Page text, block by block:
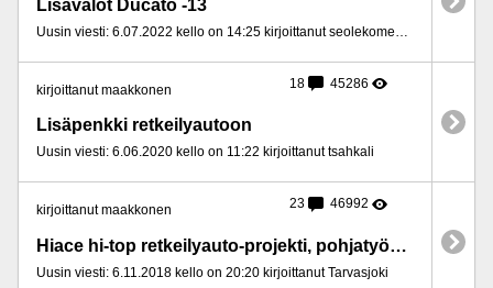
Lisävalot Ducato -13
Uusin viesti: 6.07.2022 kello on 14:25 kirjoittanut seolekomennä
kirjoittanut maakkonen 18 45286
Lisäpenkki retkeilyautoon
Uusin viesti: 6.06.2020 kello on 11:22 kirjoittanut tsahkali
kirjoittanut maakkonen 23 46992
Hiace hi-top retkeilyauto-projekti, pohjatyövinkkejä?
Uusin viesti: 6.11.2018 kello on 20:20 kirjoittanut Tarvasjoki